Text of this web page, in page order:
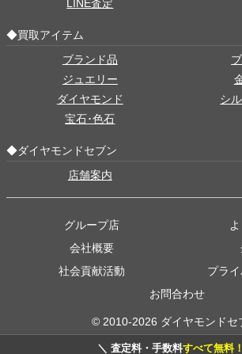
LINE査定
◆買取アイテム
ブランド品
ジュエリー
ダイヤモンド
シ
宝石･色石
◆ダイヤモンドセブン
店舗案内
グループ店
会社概要
社会貢献活動
プラ
お問合わせ
© 2010-2026 ダイヤモンドセ
＼ 査定料・手数料すべて無料！